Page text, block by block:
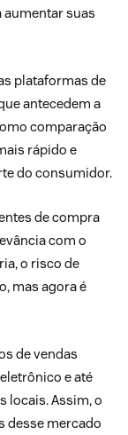
aumentar suas
plataformas de
antecedem a
comparação
rápido e
do consumidor.
de compra
com o
o risco de
mas agora é
de vendas
e até
locais. Assim, o
desse mercado